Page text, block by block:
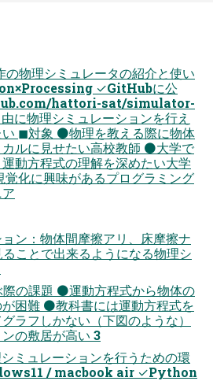
物理シミュレータの紹介と使い
✓GitHubに公
hattori-sat/simulator-
に物理シミュレーションを行え
◼対象 ⚫物理を教える際に物体
ルに見せたい高校教師 ⚫大学で
動方程式の理解を深めたい大学
覚化に興味があるプログラミング
ン：物体間摩擦アリ、床摩擦ナ
ことで出来るようになる物理シ
の課題 ⚫運動方程式から物体の
困難 ⚫教科書には運動方程式を
ラフしかない（下図のような）
の敷居が高い 3
ミュレーションを行うための環
/ macbook air ✓Python